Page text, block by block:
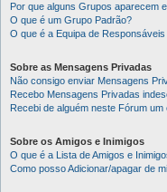
Por que alguns Grupos aparecem
O que é um Grupo Padrão?
O que é a Equipa de
Sobre as Mensagens Privadas
Não consigo enviar Mensagens
Recebo Mensagens Privadas
Recebi de alguém neste Fórum
Sobre os Amigos e Inimigos
O que é a Lista de Amigos e
Como posso Adicionar/apagar de